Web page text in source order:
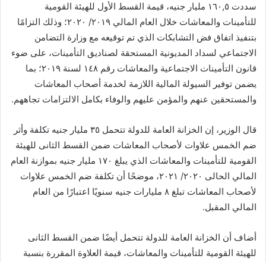
سددت ١٦٠,٥ مليار جنيه، قيمة القسط الأول للهيئة القومية
للتأمينات والمعاشات خلال العام المالي ٢٠١٩/ ٢٠٢٠؛ وذلك التزامًا
بتنفيذ اتفاق فض التشابكات الذي تم توقيعه مع وزارة التضامن
الاجتماعي لسداد المديونية المستحقة لصناديق التأمينات، على ضوء
قانون التأمينات الاجتماعية والمعاشات رقم ١٤٨ لسنة ٢٠١٩؛ بما
يضمن توفير السيولة المالية اللازمة لخدمة أصحاب المعاشات
والمستحقين عنهم والمؤمن عليهم والوفاء بكامل الالتزامات تجاههم.
قال الوزير، إن الخزانة العامة للدولة تتحمل ٣٥ مليار جنيه تكلفة وأثر
ضم الخمس علاوات لأصحاب المعاشات ضمن القسط الثانى للهيئة
القومية للتأمينات والمعاشات الذي يبلغ ١٧٠ مليار جنيه بموازنة العام
المالي الحالى ٢٠٢٠/ ٢٠٢١، موضحًا أن تكلفة ضم الخمس علاوات
لأصحاب المعاشات تبلغ ٨ مليارات جنيه سنويًا اعتبارًا من العام
المالي المقبل.
أضاف أن الخزانة العامة للدولة تتحمل أيضًا ضمن القسط الثانى
للهيئة القومية للتأمينات والمعاشات، قيمة العلاوة المقررة بنسبة